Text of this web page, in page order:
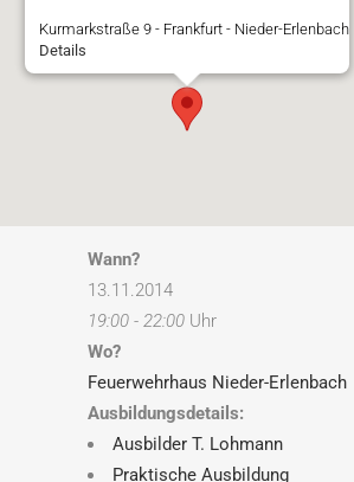
Kurmarkstraße 9 - Frankfurt - Nieder-Erlenbach
Details
Wann?
13.11.2014
19:00 - 22:00 Uhr
Wo?
Feuerwehrhaus Nieder-Erlenbach
Ausbildungsdetails:
Ausbilder T. Lohmann
Praktische Ausbildung